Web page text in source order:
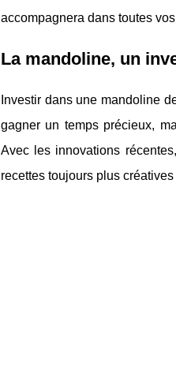
accompagnera dans toutes
La mandoline, un
Investir dans une mandoline
gagner un temps précieux,
Avec les innovations
recettes toujours plus